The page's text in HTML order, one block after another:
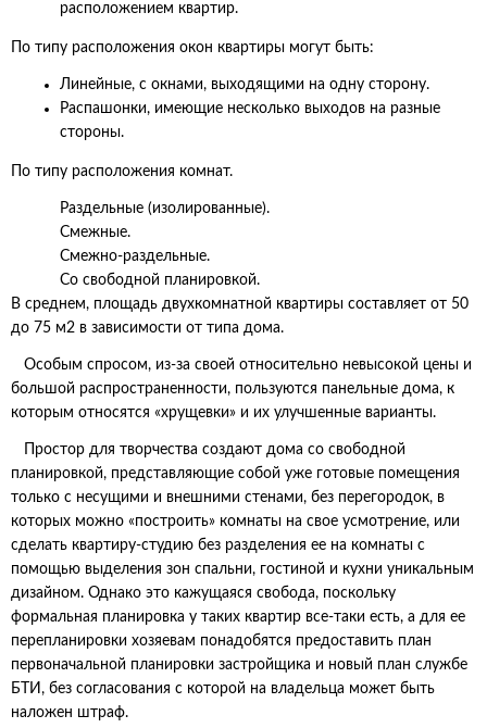
расположением квартир.
По типу расположения окон квартиры могут быть:
Линейные, с окнами, выходящими на одну сторону.
Распашонки, имеющие несколько выходов на разные
стороны.
По типу расположения комнат.
Раздельные (изолированные).
Смежные.
Смежно-раздельные.
Со свободной планировкой.
В среднем, площадь двухкомнатной квартиры составляет от 50
до 75 м2 в зависимости от типа дома.
Особым спросом, из-за своей относительно невысокой цены и
большой распространенности, пользуются панельные дома, к
которым относятся «хрущевки» и их улучшенные варианты.
Простор для творчества создают дома со свободной
планировкой, представляющие собой уже готовые помещения
только с несущими и внешними стенами, без перегородок, в
которых можно «построить» комнаты на свое усмотрение, или
сделать квартиру-студию без разделения ее на комнаты с
помощью выделения зон спальни, гостиной и кухни уникальным
дизайном. Однако это кажущаяся свобода, поскольку
формальная планировка у таких квартир все-таки есть, а для ее
перепланировки хозяевам понадобятся предоставить план
первоначальной планировки застройщика и новый план службе
БТИ, без согласования с которой на владельца может быть
наложен штраф.